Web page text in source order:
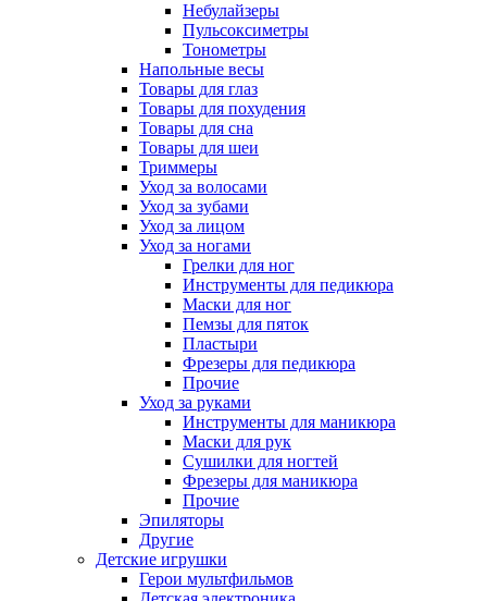
Небулайзеры
Пульсоксиметры
Тонометры
Напольные весы
Товары для глаз
Товары для похудения
Товары для сна
Товары для шеи
Триммеры
Уход за волосами
Уход за зубами
Уход за лицом
Уход за ногами
Грелки для ног
Инструменты для педикюра
Маски для ног
Пемзы для пяток
Пластыри
Фрезеры для педикюра
Прочие
Уход за руками
Инструменты для маникюра
Маски для рук
Сушилки для ногтей
Фрезеры для маникюра
Прочие
Эпиляторы
Другие
Детские игрушки
Герои мультфильмов